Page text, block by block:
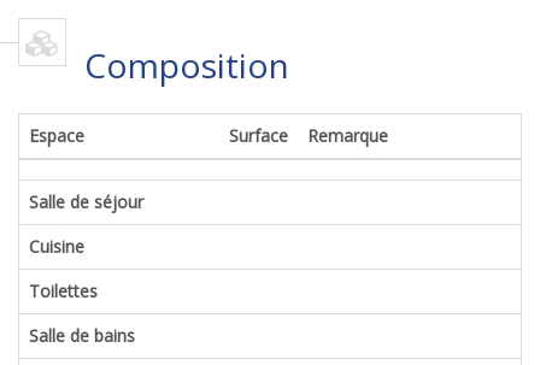
Composition
Espace Surface Remarque
Salle de séjour
Cuisine
Toilettes
Salle de bains